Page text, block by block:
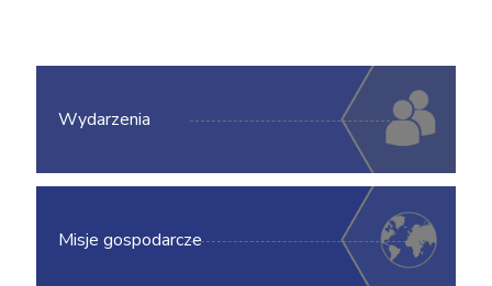
Wydarzenia
Misje gospodarcze